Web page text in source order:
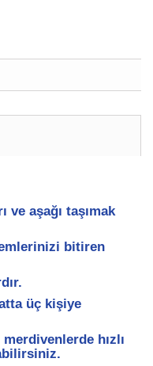
aşağı taşımak
bitiren
üç kişiye
hızlı